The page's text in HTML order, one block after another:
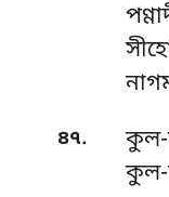
৪৭.
কুল-
কুল-